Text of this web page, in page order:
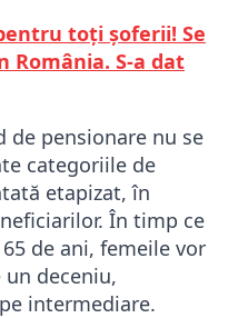
toți șoferii! Se
România. S-a dat
de pensionare nu se
categoriile de
etapizat, în
În timp ce
de ani, femeile vor
deceniu,
intermediare.